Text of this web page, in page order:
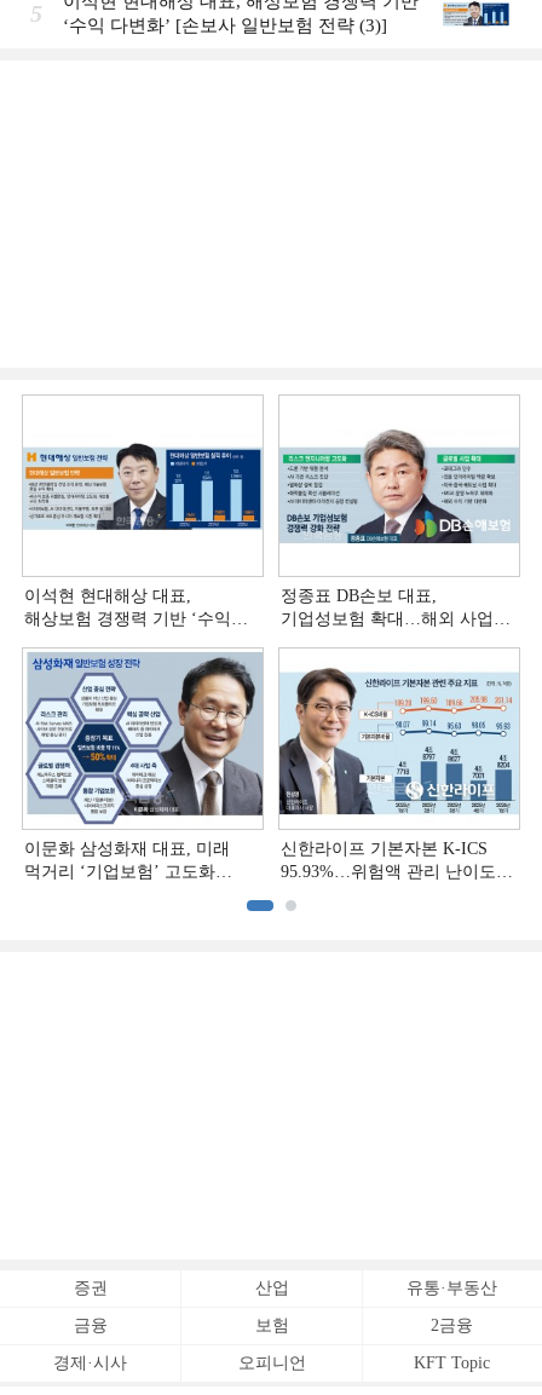
5
‘수익 다변화ʼ [손보사 일반보험 전략 (3)]
이석현 현대해상 대표,
해상보험 경쟁력 기반 ‘수익
(3)]
정종표 DB손보 대표,
기업성보험 확대…해외 사업
이문화 삼성화재 대표, 미래
먹거리 ‘기업보험’ 고도화
신한라이프 기본자본 K-ICS
95.93%…위험액 관리 난이도
증권 산업 유통·부동산
금융 보험 2금융
경제·시사 오피니언 KFT Topic